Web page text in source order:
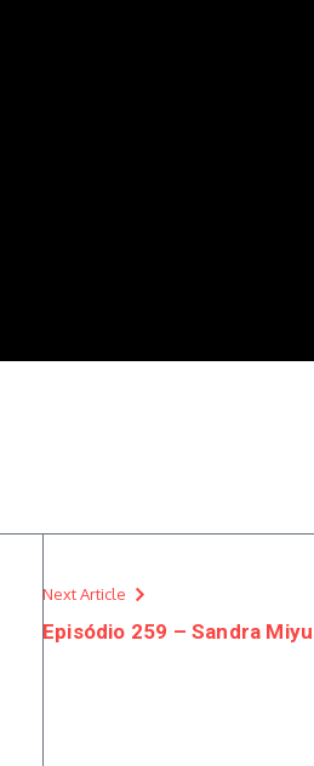
Next Article
Episódio 259 – Sandra